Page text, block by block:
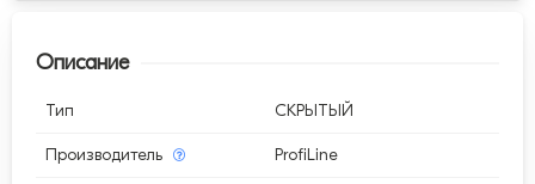
Описание
Тип СКРЫТЫЙ
Производитель ProfiLine